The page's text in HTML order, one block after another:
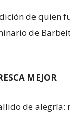
de quien
de
MEJOR
de alegría: